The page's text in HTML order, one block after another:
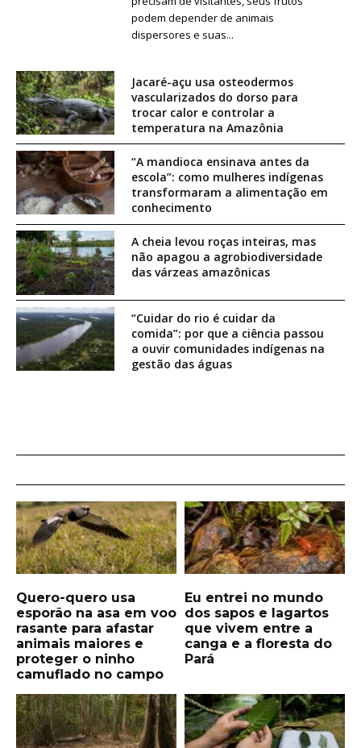
podem depender de animais
dispersores e suas...
Jacaré-açu usa osteodermos
vascularizados do dorso para
trocar calor e controlar a
temperatura na Amazônia
“A mandioca ensinava antes da
escola”: como mulheres indígenas
transformaram a alimentação em
conhecimento
A cheia levou roças inteiras, mas
não apagou a agrobiodiversidade
das várzeas amazônicas
“Cuidar do rio é cuidar da
comida”: por que a ciência passou
a ouvir comunidades indígenas na
gestão das águas
Quero-quero usa
esporão na asa em voo
rasante para afastar
animais maiores e
proteger o ninho
camuflado no campo
Eu entrei no mundo
dos sapos e lagartos
que vivem entre a
canga e a floresta do
Pará